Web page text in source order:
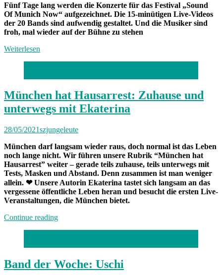
Fünf Tage lang werden die Konzerte für das Festival „Sound
Of Munich Now“ aufgezeichnet. Die 15-minütigen Live-Videos
der 20 Bands sind aufwendig gestaltet. Und die Musiker sind
froh, mal wieder auf der Bühne zu stehen
Weiterlesen
München hat Hausarrest: Zuhause und
unterwegs mit Ekaterina
28/05/2021szjungeleute
München darf langsam wieder raus, doch normal ist das Leben
noch lange nicht. Wir führen unsere Rubrik “München hat
Hausarrest” weiter – gerade teils zuhause, teils unterwegs mit
Tests, Masken und Abstand. Denn zusammen ist man weniger
allein. ❤Unsere Autorin Ekaterina tastet sich langsam an das
vergessene öffentliche Leben heran und besucht die ersten Live-
Veranstaltungen, die München bietet.
Continue reading„München
unterwegs
mit
Band der Woche: Uschi